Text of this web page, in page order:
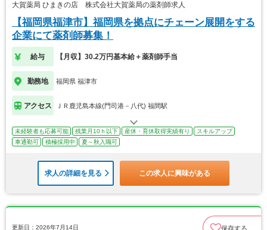
大賀薬局 ひまきの店 株式会社大賀薬局の薬剤師求人
【福岡県福津市】福岡県を拠点にチェーン展開をする
企業にて薬剤師募集！
給与 【月収】30.2万円基本給＋薬剤師手当
勤務地 福岡県 福津市
アクセス ＪＲ鹿児島本線(門司港－八代) 福間駅
未経験者も応募可能 残業月10ｈ以下 産休・育休取得実績有り
スキルアップ
車通勤可
積極採用中 夏～秋入職可
求人の詳細を見る この求人に興味がある
更新日：2026年7月14日 保存する